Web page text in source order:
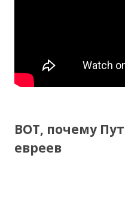
ВОТ, почему
евреев